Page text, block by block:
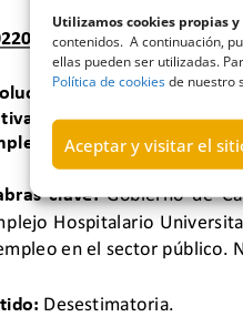
Utilizamos cookies propias
contenidos. A continuación,
ellas pueden ser utilizadas.
Política de cookiesde nuestro
Aceptar y visitar el